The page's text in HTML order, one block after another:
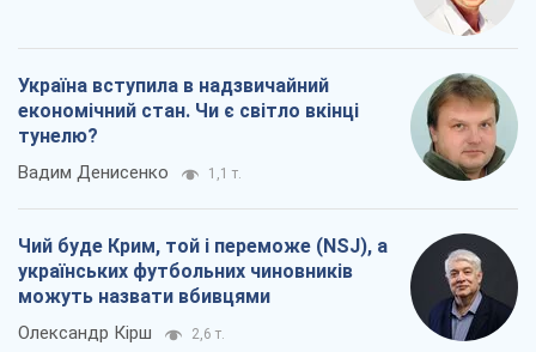
Україна вступила в надзвичайний
економічний стан. Чи є світло вкінці
тунелю?
Вадим Денисенко 1,1 т.
Чий буде Крим, той і переможе (NSJ), а
українських футбольних чиновників
можуть назвати вбивцями
Олександр Кірш 2,6 т.